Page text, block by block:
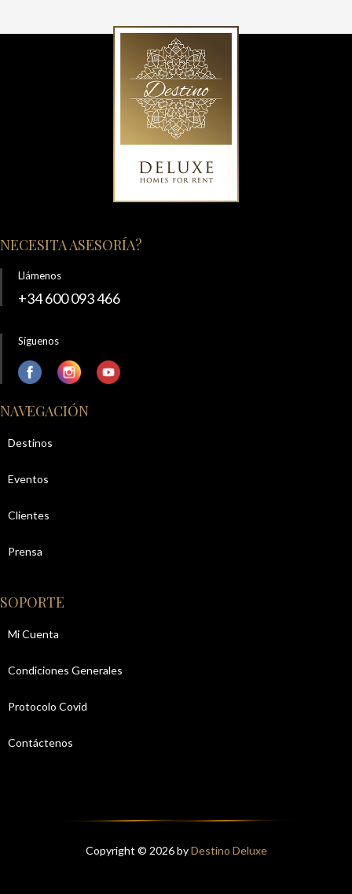
NECESITA ASESORÍA?
Llámenos
+34 600 093 466
Síguenos
NAVEGACIÓN
Destinos
Eventos
Clientes
Prensa
SOPORTE
Mi Cuenta
Condiciones Generales
Protocolo Covid
Contáctenos
Copyright © 2026 byDestino Deluxe